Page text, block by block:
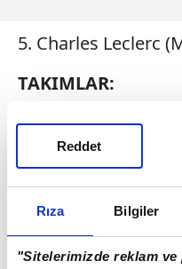
Rıza Bilgiler
"Sitelerimizde reklam
Reddet
5. Charles Leclerc
TAKIMLAR:
1. McLaren: 319
2. Mercedes: 147
3. Red Bull: 143
4. Ferrari: 142